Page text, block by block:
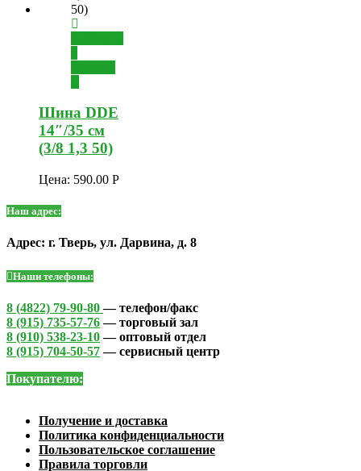
Шина DDE
14″/35 см
(3/8 1,3 50)
Цена: 590.00 Р
Наш адрес:
Адрес: г. Тверь, ул. Дарвина, д. 8
Наши телефоны:
8 (4822) 79-90-80— телефон/факс
8 (915) 735-57-76— торговый зал
8 (910) 538-23-10— оптовый отдел
8 (915) 704-50-57— сервисный центр
Покупателю:
Получение и доставка
Политика конфиденциальности
Пользовательское соглашение
Правила торговли